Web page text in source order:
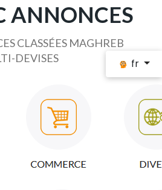
fr
ANNONCES
CLASSÉES MAGHREB
DEVISES